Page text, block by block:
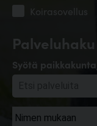
Palveluhaku
Syötä
Koirasovellus